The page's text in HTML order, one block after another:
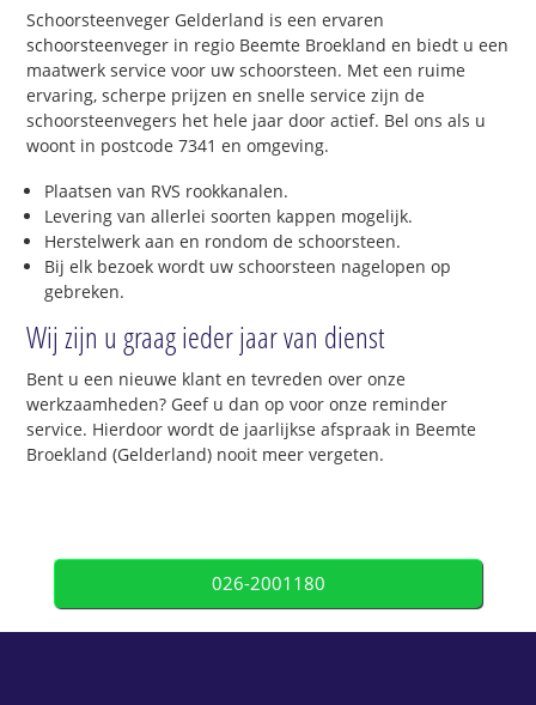
Schoorsteenveger Gelderland is een ervaren
schoorsteenveger in regio Beemte Broekland en biedt u een
maatwerk service voor uw schoorsteen. Met een ruime
ervaring, scherpe prijzen en snelle service zijn de
schoorsteenvegers het hele jaar door actief. Bel ons als u
woont in postcode 7341 en omgeving.
Plaatsen van RVS rookkanalen.
Levering van allerlei soorten kappen mogelijk.
Herstelwerk aan en rondom de schoorsteen.
Bij elk bezoek wordt uw schoorsteen nagelopen op
gebreken.
Wij zijn u graag ieder jaar van dienst
Bent u een nieuwe klant en tevreden over onze
werkzaamheden? Geef u dan op voor onze reminder
service. Hierdoor wordt de jaarlijkse afspraak in Beemte
Broekland (Gelderland) nooit meer vergeten.
026-2001180